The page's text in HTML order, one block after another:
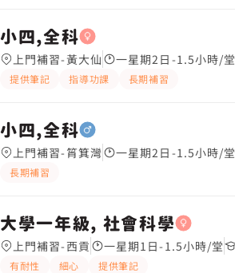
小四,全科
上門補習-黃大仙 一星期2日-1.5小時/堂
提供筆記 指導功課 長期補習
小四,全科
上門補習-筲箕灣 一星期2日-1.5小時/堂
長期補習
大學一年級, 社會科學
上門補習-西貢 一星期1日-1.5小時/堂
有耐性 細心 提供筆記